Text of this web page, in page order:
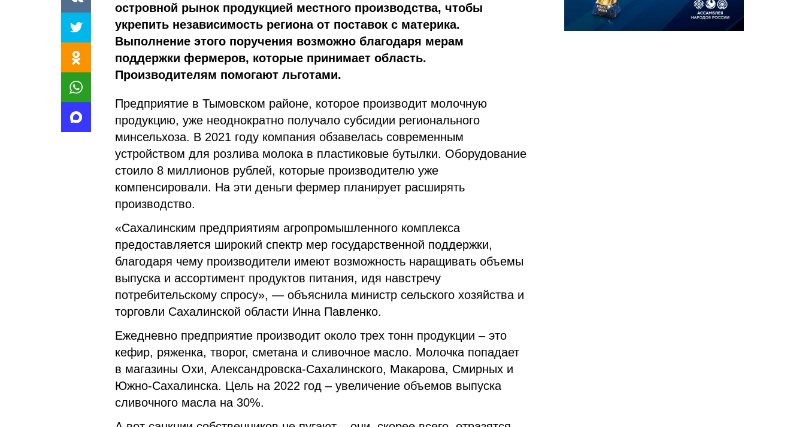
островной рынок продукцией местного производства, чтобы
укрепить независимость региона от поставок с материка.
Выполнение этого поручения возможно благодаря мерам
поддержки фермеров, которые принимает область.
Производителям помогают льготами.
Предприятие в Тымовском районе, которое производит молочную
продукцию, уже неоднократно получало субсидии регионального
минсельхоза. В 2021 году компания обзавелась современным
устройством для розлива молока в пластиковые бутылки. Оборудование
стоило 8 миллионов рублей, которые производителю уже
компенсировали. На эти деньги фермер планирует расширять
производство.
«Сахалинским предприятиям агропромышленного комплекса
предоставляется широкий спектр мер государственной поддержки,
благодаря чему производители имеют возможность наращивать объемы
выпуска и ассортимент продуктов питания, идя навстречу
потребительскому спросу», — объяснила министр сельского хозяйства и
торговли Сахалинской области Инна Павленко.
Ежедневно предприятие производит около трех тонн продукции – это
кефир, ряженка, творог, сметана и сливочное масло. Молочка попадает
в магазины Охи, Александровска-Сахалинского, Макарова, Смирных и
Южно-Сахалинска. Цель на 2022 год – увеличение объемов выпуска
сливочного масла на 30%.